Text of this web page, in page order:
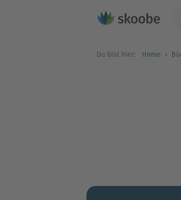
Du bist hier: Home